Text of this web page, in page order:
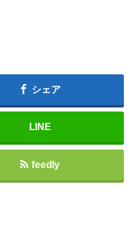
シェア
LINE
feedly